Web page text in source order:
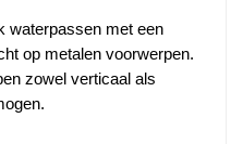
waterpassen met een
op metalen voorwerpen.
zowel verticaal als